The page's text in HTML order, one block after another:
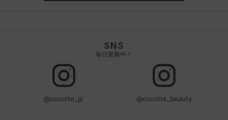
SNS
毎日更新中！
@cocotte_jp @cocotte_beauty